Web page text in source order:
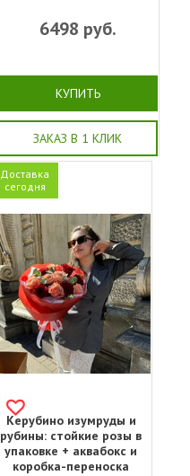
6498 руб.
КУПИТЬ
ЗАКАЗ В 1 КЛИК
Доставка
сегодня
Керубино изумруды и
рубины: стойкие розы в
упаковке + аквабокс и
коробка-переноска